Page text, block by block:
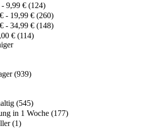
- 9,99 € (124)
- 19,99 € (260)
- 34,99 € (148)
€ (114)
(939)
(545)
in 1 Woche (177)
(1)